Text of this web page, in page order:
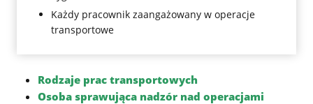
Każdy pracownik zaangażowany w operacje
transportowe
Rodzaje prac transportowych
Osoba sprawująca nadzór nad operacjami